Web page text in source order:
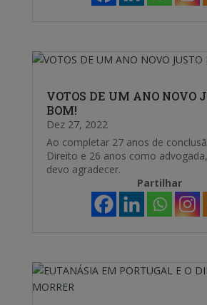
VOTOS DE UM ANO NOVO
BOM!
Dez 27, 2022
Ao completar 27 anos de
Direito e 26 anos como
devo agradecer.
Partilhar